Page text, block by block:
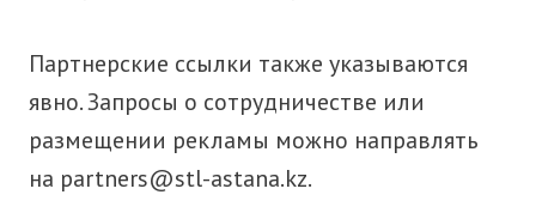
Партнерские ссылки также указываются
явно. Запросы о сотрудничестве или
размещении рекламы можно направлять
на partners@stl-astana.kz.